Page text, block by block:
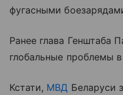
фугасными
Ранее глава Генштаба
глобальные проблемы
Кстати, МВД Беларуси